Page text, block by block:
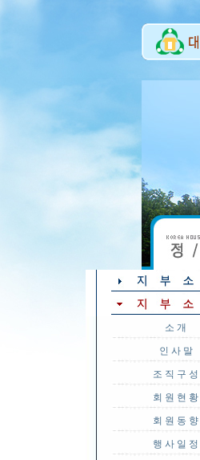
소 개
인 사 말
조 직 구 성
회 원 현 황
회 원 동 향
행 사 일 정